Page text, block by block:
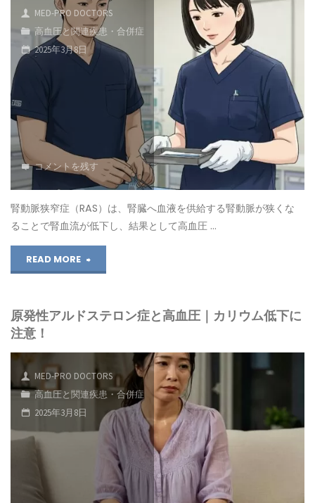
療
の
動
能
亢
進
血
圧
｜
ホ
モ
バ
ラ
ン
と
MED-PRO DOCTORS
高血圧と関連疾患・合併症
2025年3月8日
コメントを残す
腎動脈狭窄症（RAS）は、腎臓へ血液を供給する腎動脈が狭くな
ることで腎血流が低下し、結果として高血圧 …
READ MORE
"腎
脈
窄
症
と
は？
原発性アルドステロン症と高血圧｜カリウム低下に
注意！
MED-PRO DOCTORS
高血圧と関連疾患・合併症
2025年3月8日